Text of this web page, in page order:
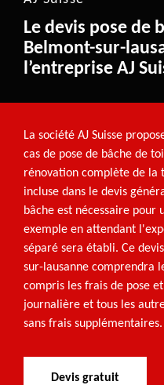
Le devis pose de
Belmont-sur-
l’entreprise AJ
La société AJ Suisse
cas de pose de bâche de
rénovation complète de la
incluse dans le devis
bâche est nécessaire
exemple en attendant
séparé sera établi. Ce
sur-lausanne comprendra
compris les frais de pose
journalière et tous les
sans frais supplémentaires.
Devis gratuit